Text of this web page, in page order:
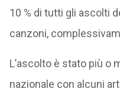
10 % di tutti gli ascolti
canzoni,
L’ascolto è stato più o
nazionale con alcuni